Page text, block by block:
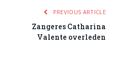
PREVIOUS ARTICLE
Zangeres Catharina
Valente overleden